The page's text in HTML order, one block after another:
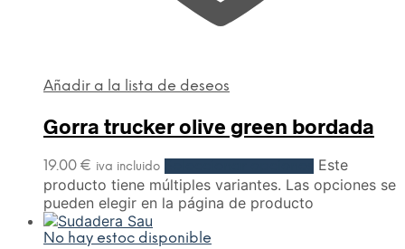
Añadir a la lista de deseos
Gorra trucker olive green bordada
19.00 € iva incluido
Este
producto tiene múltiples variantes. Las opciones se
pueden elegir en la página de producto
No hay estoc disponible